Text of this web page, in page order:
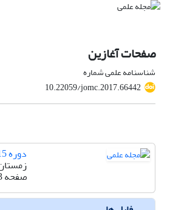
صفحات آغازین
شناسنامه علمی شماره
10.22059/jomc.2017.66442
دوره 15، شماره 4
زمستان
صفحه